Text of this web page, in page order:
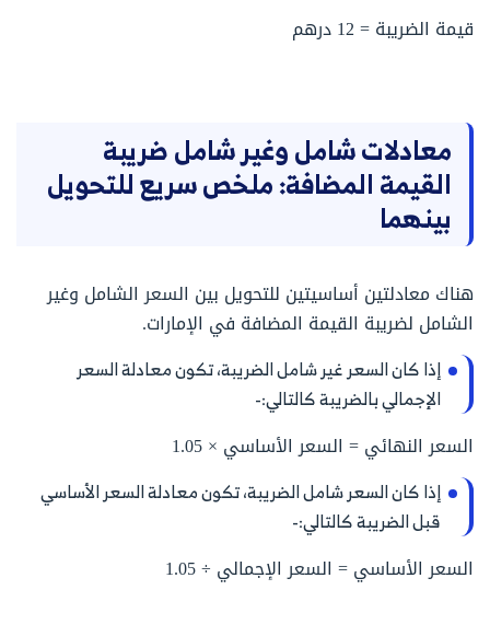
قيمة الضريبة = 12 درهم
معادلات شامل وغير شامل ضريبة
القيمة المضافة: ملخص سريع للتحويل
بينهما
هناك معادلتين أساسيتين للتحويل بين السعر الشامل وغير
الشامل لضريبة القيمة المضافة في الإمارات.
إذا كان السعر غير شامل الضريبة، تكون معادلة السعر
الإجمالي بالضريبة كالتالي:-
السعر النهائي = السعر الأساسي × 1.05
إذا كان السعر شامل الضريبة، تكون معادلة السعر الأساسي
قبل الضريبة كالتالي:-
السعر الأساسي = السعر الإجمالي ÷ 1.05